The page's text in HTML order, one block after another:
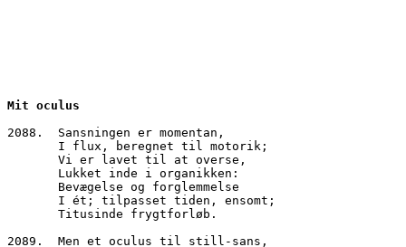
Mit oculus
2088.  Sansningen er momentan,
       I flux, beregnet til motorik;
       Vi er lavet til at overse,
       Lukket inde i organikken:
       Bevægelse og forglemmelse
       I ét; tilpasset tiden, ensomt;
       Titusinde frygtforløb.
2089.  Men et oculus til still-sans,